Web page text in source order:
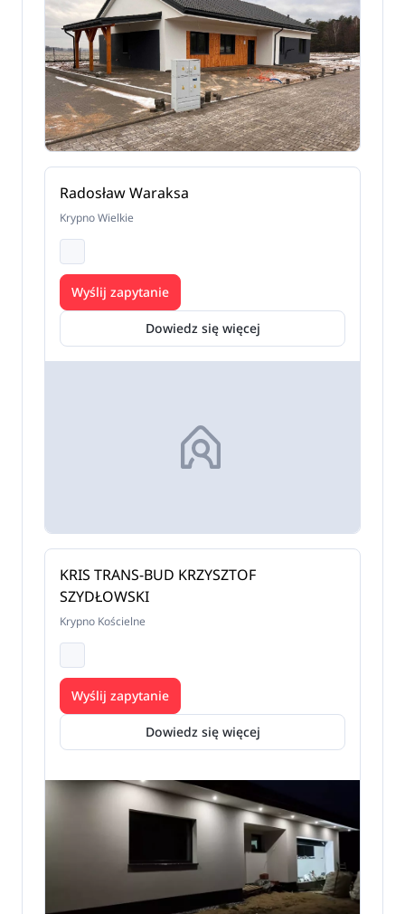
Radosław Waraksa
Krypno Wielkie
Dowiedz się więcej
Wyślij zapytanie
KRIS TRANS-BUD KRZYSZTOF
SZYDŁOWSKI
Krypno Kościelne
Dowiedz się więcej
Wyślij zapytanie